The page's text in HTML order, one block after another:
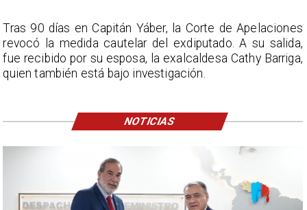
Tras 90 días en Capitán Yáber, la Corte de Apelaciones
revocó la medida cautelar del exdiputado. A su salida,
fue recibido por su esposa, la exalcaldesa Cathy Barriga,
quien también está bajo investigación.
NOTICIAS